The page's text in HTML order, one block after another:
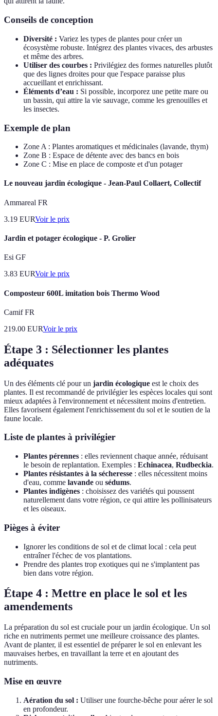
Conseils de conception
Diversité : Variez les types de plantes pour créer un
écosystème robuste. Intégrez des plantes vivaces, des arbustes
et même des arbres.
Utiliser des courbes : Privilégiez des formes naturelles plutôt
que des lignes droites pour que l'espace paraisse plus
accueillant et enrichissant.
Éléments d’eau : Si possible, incorporez une petite mare ou
un bassin, qui attire la vie sauvage, comme les grenouilles et
les insectes.
Exemple de plan
Zone A : Plantes aromatiques et médicinales (lavande, thym)
Zone B : Espace de détente avec des bancs en bois
Zone C : Mise en place de composte et d'un potager
Le nouveau jardin écologique - Jean-Paul Collaert, Collectif
Ammareal FR
3.19 EURVoir le prix
Jardin et potager écologique - P. Grolier
Esi GF
3.83 EURVoir le prix
Composteur 600L imitation bois Thermo Wood
Camif FR
219.00 EURVoir le prix
Étape 3 : Sélectionner les plantes
adéquates
Un des éléments clé pour un jardin écologique est le choix des
plantes. Il est recommandé de privilégier les espèces locales qui sont
mieux adaptées à l'environnement et nécessitent moins d'entretien.
Elles favorisent également l'enrichissement du sol et le soutien de la
faune locale.
Liste de plantes à privilégier
Plantes pérennes : elles reviennent chaque année, réduisant
le besoin de replantation. Exemples : Echinacea, Rudbeckia.
Plantes résistantes à la sécheresse : elles nécessitent moins
d'eau, comme lavande ou sédums.
Plantes indigènes : choisissez des variétés qui poussent
naturellement dans votre région, ce qui attire les pollinisateurs
et les oiseaux.
Pièges à éviter
Ignorer les conditions de sol et de climat local : cela peut
entraîner l'échec de vos plantations.
Prendre des plantes trop exotiques qui ne s'implantent pas
bien dans votre région.
Étape 4 : Mettre en place le sol et les
amendements
La préparation du sol est cruciale pour un jardin écologique. Un sol
riche en nutriments permet une meilleure croissance des plantes.
Avant de planter, il est essentiel de préparer le sol en enlevant les
mauvaises herbes, en travaillant la terre et en ajoutant des
nutriments.
Mise en œuvre
Aération du sol : Utiliser une fourche-bêche pour aérer le sol
en profondeur.